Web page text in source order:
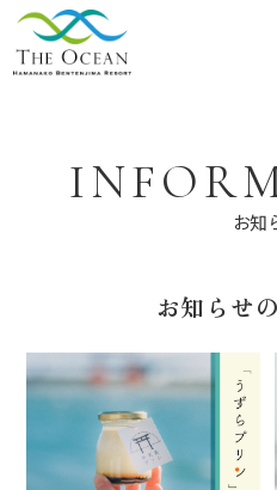
リゾート THE
お知
お知らせ